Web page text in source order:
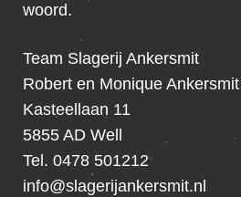
woord.
Team Slagerij Ankersmit
Robert en Monique Ankersmit
Kasteellaan 11
5855 AD Well
Tel. 0478 501212
info@slagerijankersmit.nl